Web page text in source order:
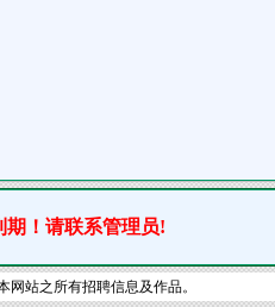
期！请联系管理员!
网站之所有招聘信息及作品。